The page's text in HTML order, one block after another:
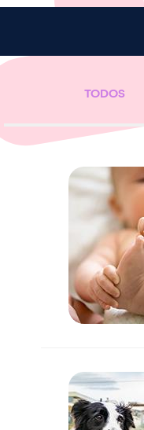
TODOS
Imagen
Imagen